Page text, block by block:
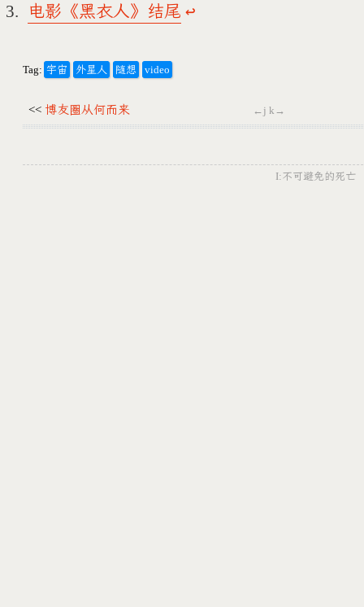
电影《黑衣人》结尾 ↩
Tag: 宇宙 外星人 随想 video
<< 博友圈从何而来 ←j k→
I:不可避免的死亡